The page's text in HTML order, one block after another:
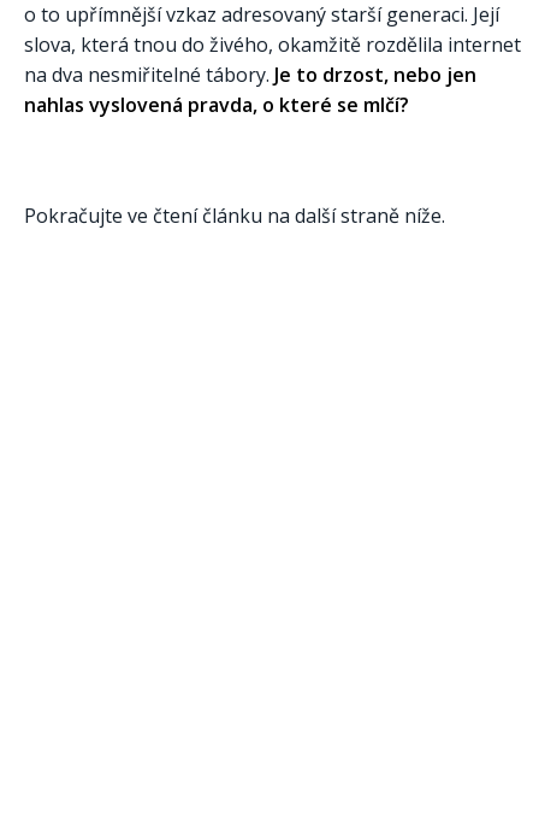
o to upřímnější vzkaz adresovaný starší generaci. Její
slova, která tnou do živého, okamžitě rozdělila internet
na dva nesmiřitelné tábory. Je to drzost, nebo jen
nahlas vyslovená pravda, o které se mlčí?
Pokračujte ve čtení článku na další straně níže.